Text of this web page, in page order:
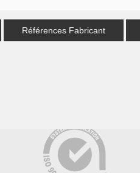
Références Fabricant